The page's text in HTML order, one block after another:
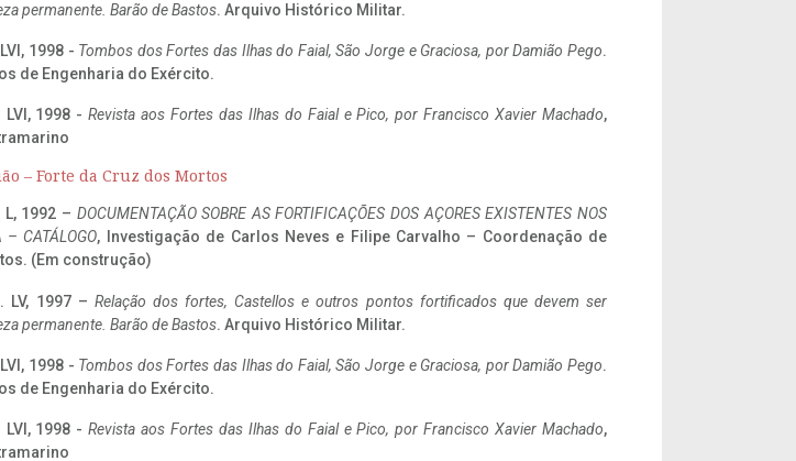
permanente. Barão de Bastos. Arquivo Histórico Militar.
1998 - Tombos dos Fortes das Ilhas do Faial, São Jorge e Graciosa, por Damião Pego.
de Engenharia do Exército.
LVI, 1998 -Revista aos Fortes das Ilhas do Faial e Pico, por Francisco Xavier Machado,
– Forte da Cruz dos Mortos
1992 – DOCUMENTAÇÃO SOBRE AS FORTIFICAÇÕES DOS AÇORES EXISTENTES NOS
– CATÁLOGO, Investigação de Carlos Neves e Filipe Carvalho – Coordenação de
(Em construção)
LV, 1997 – Relação dos fortes, Castellos e outros pontos fortificados que devem ser
permanente. Barão de Bastos. Arquivo Histórico Militar.
1998 - Tombos dos Fortes das Ilhas do Faial, São Jorge e Graciosa, por Damião Pego.
de Engenharia do Exército.
LVI, 1998 -Revista aos Fortes das Ilhas do Faial e Pico, por Francisco Xavier Machado,